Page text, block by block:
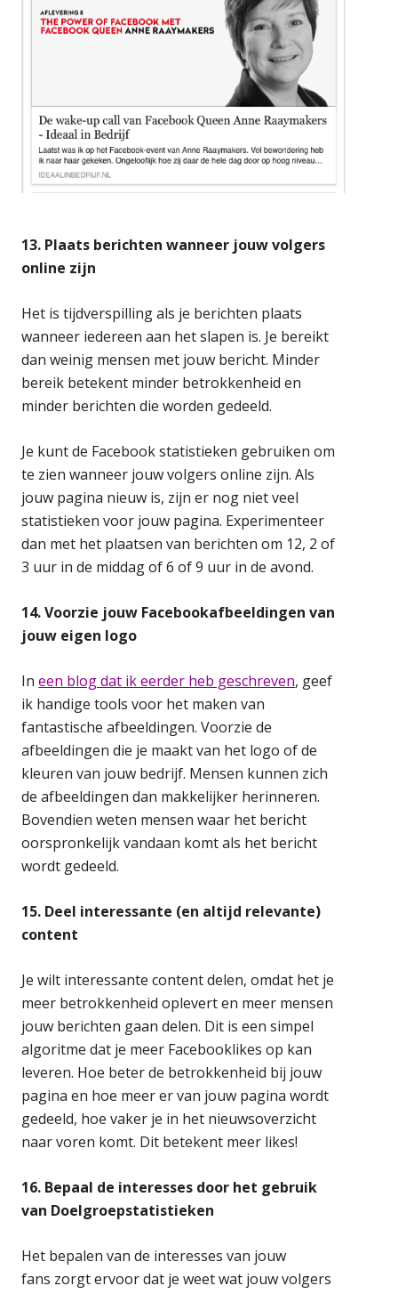
13. Plaats berichten wanneer jouw volgers
online zijn
Het is tijdverspilling als je berichten plaats
wanneer iedereen aan het slapen is. Je bereikt
dan weinig mensen met jouw bericht. Minder
bereik betekent minder betrokkenheid en
minder berichten die worden gedeeld.
Je kunt de Facebook statistieken gebruiken om
te zien wanneer jouw volgers online zijn. Als
jouw pagina nieuw is, zijn er nog niet veel
statistieken voor jouw pagina. Experimenteer
dan met het plaatsen van berichten om 12, 2 of
3 uur in de middag of 6 of 9 uur in de avond.
14. Voorzie jouw Facebookafbeeldingen van
jouw eigen logo
Ineen blog dat ik eerder heb geschreven, geef
ik handige tools voor het maken van
fantastische afbeeldingen. Voorzie de
afbeeldingen die je maakt van het logo of de
kleuren van jouw bedrijf. Mensen kunnen zich
de afbeeldingen dan makkelijker herinneren.
Bovendien weten mensen waar het bericht
oorspronkelijk vandaan komt als het bericht
wordt gedeeld.
15. Deel interessante (en altijd relevante)
content
Je wilt interessante content delen, omdat het je
meer betrokkenheid oplevert en meer mensen
jouw berichten gaan delen. Dit is een simpel
algoritme dat je meer Facebooklikes op kan
leveren. Hoe beter de betrokkenheid bij jouw
pagina en hoe meer er van jouw pagina wordt
gedeeld, hoe vaker je in het nieuwsoverzicht
naar voren komt. Dit betekent meer likes!
16. Bepaal de interesses door het gebruik
van Doelgroepstatistieken
Het bepalen van de interesses van jouw
fans zorgt ervoor dat je weet wat jouw volgers